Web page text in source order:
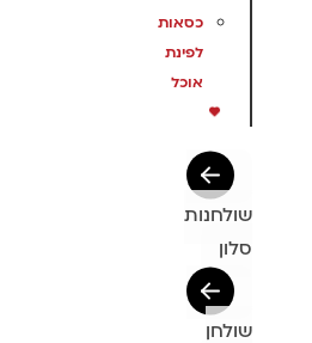
כסאות
לפינת
אוכל
שולחנות
סלון
שולחן